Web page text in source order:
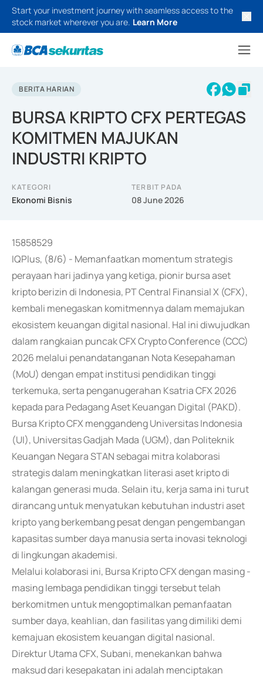
Start your investment journey with seamless access to the
stock market wherever you are. Learn More
BERITA HARIAN
BURSA KRIPTO CFX PERTEGAS
KOMITMEN MAJUKAN
INDUSTRI KRIPTO
KATEGORI
Ekonomi Bisnis
TERBIT PADA
08 June 2026
15858529
IQPlus, (8/6) - Memanfaatkan momentum strategis
perayaan hari jadinya yang ketiga, pionir bursa aset
kripto berizin di Indonesia, PT Central Finansial X (CFX),
kembali menegaskan komitmennya dalam memajukan
ekosistem keuangan digital nasional. Hal ini diwujudkan
dalam rangkaian puncak CFX Crypto Conference (CCC)
2026 melalui penandatanganan Nota Kesepahaman
(MoU) dengan empat institusi pendidikan tinggi
terkemuka, serta penganugerahan Ksatria CFX 2026
kepada para Pedagang Aset Keuangan Digital (PAKD).
Bursa Kripto CFX menggandeng Universitas Indonesia
(UI), Universitas Gadjah Mada (UGM), dan Politeknik
Keuangan Negara STAN sebagai mitra kolaborasi
strategis dalam meningkatkan literasi aset kripto di
kalangan generasi muda. Selain itu, kerja sama ini turut
dirancang untuk menyatukan kebutuhan industri aset
kripto yang berkembang pesat dengan pengembangan
kapasitas sumber daya manusia serta inovasi teknologi
di lingkungan akademisi.
Melalui kolaborasi ini, Bursa Kripto CFX dengan masing -
masing lembaga pendidikan tinggi tersebut telah
berkomitmen untuk mengoptimalkan pemanfaatan
sumber daya, keahlian, dan fasilitas yang dimiliki demi
kemajuan ekosistem keuangan digital nasional.
Direktur Utama CFX, Subani, menekankan bahwa
maksud dari kesepakatan ini adalah menciptakan